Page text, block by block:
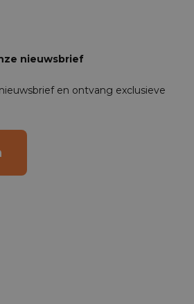
nieuwsbrief
en ontvang exclusieve